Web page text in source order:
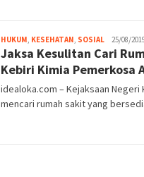
HUKUM, KESEHATAN, SOSIALadmin
25/08/
Jaksa Kesulitan Cari
Kebiri Kimia Pemerkosa
idealoka.com – Kejaksaan
mencari rumah sakit yang